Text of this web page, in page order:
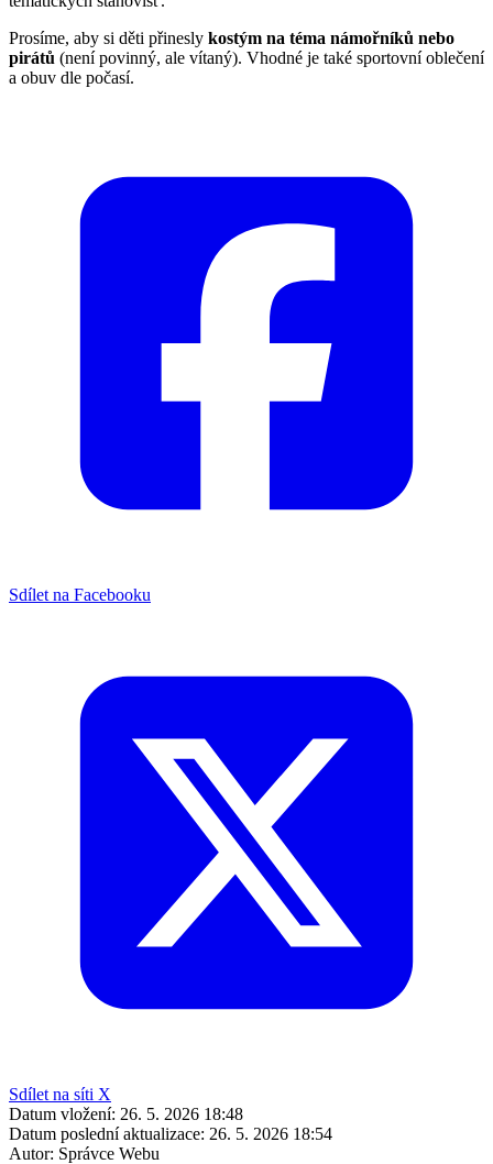
Prosíme, aby si děti přinesly kostým na téma námořníků nebo
pirátů (není povinný, ale vítaný). Vhodné je také sportovní oblečení
a obuv dle počasí.
Sdílet na Facebooku
Sdílet na síti X
Datum vložení: 26. 5. 2026 18:48
Datum poslední aktualizace: 26. 5. 2026 18:54
Autor: Správce Webu